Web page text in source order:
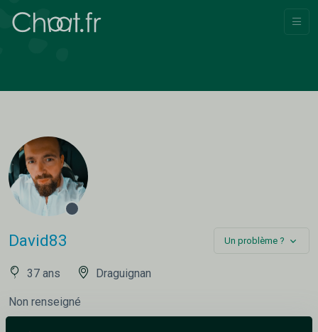
David83 Un problème ?
37 ans Draguignan
Non renseigné